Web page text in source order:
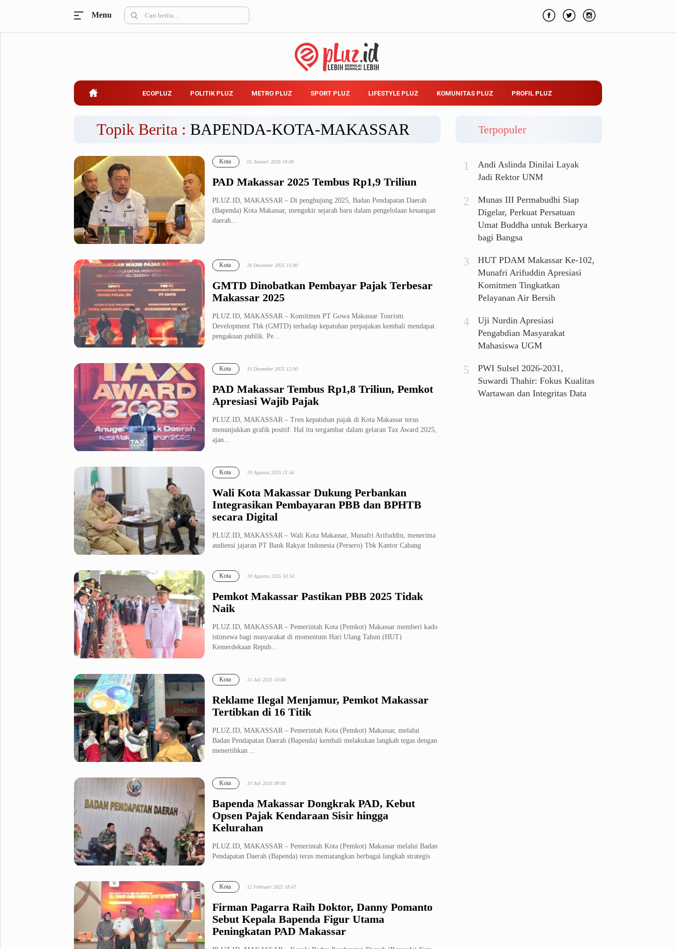
Belanja
Kuliner
Pemilu
Partai Politik
Pilpres
Hukum & Kriminal
Internasional
Citizen
Pemerintahan
Bulutangkis
Golf
Infotainment
Parenting
Menu
ECOPLUZ POLITIK PLUZ METRO PLUZ SPORT PLUZ LIFESTYLE PLUZ KOMUNITAS PLUZ PROFIL PLUZ
Topik Berita : BAPENDA-KOTA-MAKASSAR
PAD Makassar 2025 Tembus Rp1,9 Triliun
Kota 01 Januari 2026 10:00
PLUZ.ID, MAKASSAR – Di penghujung 2025, Badan Pendapatan Daerah
(Bapenda) Kota Makassar, mengukir sejarah baru dalam pengelolaan keuangan
daerah...
GMTD Dinobatkan Pembayar Pajak Terbesar
Makassar 2025
Kota 20 Desember 2025 15:00
PLUZ.ID, MAKASSAR – Komitmen PT Gowa Makassar Tourism
Development Tbk (GMTD) terhadap kepatuhan perpajakan kembali mendapat
pengakuan publik. Pe...
PAD Makassar Tembus Rp1,8 Triliun, Pemkot
Apresiasi Wajib Pajak
Kota 10 Desember 2025 12:00
PLUZ.ID, MAKASSAR – Tren kepatuhan pajak di Kota Makassar terus
menunjukkan grafik positif. Hal itu tergambar dalam gelaran Tax Award 2025,
ajan...
Wali Kota Makassar Dukung Perbankan
Integrasikan Pembayaran PBB dan BPHTB
secara Digital
Kota 19 Agustus 2025 21:56
PLUZ.ID, MAKASSAR – Wali Kota Makassar, Munafri Arifuddin, menerima
audiensi jajaran PT Bank Rakyat Indonesia (Persero) Tbk Kantor Cabang
Pemkot Makassar Pastikan PBB 2025 Tidak
Naik
Kota 18 Agustus 2025 10:34
PLUZ.ID, MAKASSAR – Pemerintah Kota (Pemkot) Makassar memberi kado
istimewa bagi masyarakat di momentum Hari Ulang Tahun (HUT)
Kemerdekaan Repub...
Reklame Ilegal Menjamur, Pemkot Makassar
Tertibkan di 16 Titik
Kota 15 Juli 2025 10:00
PLUZ.ID, MAKASSAR – Pemerintah Kota (Pemkot) Makassar, melalui
Badan Pendapatan Daerah (Bapenda) kembali melakukan langkah tegas dengan
menertibkan ...
Bapenda Makassar Dongkrak PAD, Kebut
Opsen Pajak Kendaraan Sisir hingga
Kelurahan
Kota 10 Juli 2025 09:00
PLUZ.ID, MAKASSAR – Pemerintah Kota (Pemkot) Makassar melalui Badan
Pendapatan Daerah (Bapenda) terus mematangkan berbagai langkah strategis
Firman Pagarra Raih Doktor, Danny Pomanto
Sebut Kepala Bapenda Figur Utama
Peningkatan PAD Makassar
Kota 12 Februari 2025 18:47
Terpopuler
Andi Aslinda Dinilai Layak
Jadi Rektor UNM
Munas III Permabudhi Siap
Digelar, Perkuat Persatuan
Umat Buddha untuk Berkarya
bagi Bangsa
HUT PDAM Makassar Ke-102,
Munafri Arifuddin Apresiasi
Komitmen Tingkatkan
Pelayanan Air Bersih
Uji Nurdin Apresiasi
Pengabdian Masyarakat
Mahasiswa UGM
PWI Sulsel 2026-2031,
Suwardi Thahir: Fokus Kualitas
Wartawan dan Integritas Data